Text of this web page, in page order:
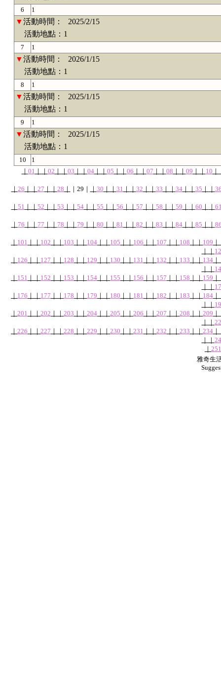
6 1
▼活動時間：
2025/2/15
活動地點：1
7 1
▼活動時間：
2026/1/15
活動地點：1
8 1
▼活動時間：
2025/1/15
活動地點：1
9 1
▼活動時間：
2025/1/15
活動地點：1
10
1
｜ 01 ｜ ｜ 02 ｜ ｜ 03 ｜ ｜ 04｜ ｜ 05 ｜ ｜ 06 ｜ ｜ 07 ｜ ｜ 08 ｜ ｜ 09 ｜ ｜ 10 ｜
｜ 26 ｜ ｜ 27 ｜ ｜ 28 ｜ ｜ 29 ｜ ｜ 30 ｜ ｜ 31 ｜ ｜ 32 ｜ ｜ 33 ｜ ｜ 34｜ ｜ 35 ｜ ｜
｜ 51 ｜ ｜ 52 ｜ ｜ 53 ｜ ｜ 54｜ ｜ 55 ｜ ｜ 56 ｜ ｜ 57 ｜ ｜ 58 ｜ ｜ 59 ｜ ｜ 60 ｜ ｜
｜ 76 ｜ ｜ 77 ｜ ｜ 78 ｜ ｜ 79 ｜ ｜ 80 ｜ ｜ 81 ｜ ｜ 82 ｜ ｜ 83 ｜ ｜ 84｜ ｜ 85 ｜ ｜
｜ 101 ｜ ｜ 102 ｜ ｜ 103 ｜ ｜ 104 ｜ ｜ 105 ｜ ｜ 106 ｜ ｜ 107 ｜ ｜ 108 ｜ ｜ 109 ｜
｜
｜
｜ 126 ｜ ｜ 127 ｜ ｜ 128 ｜ ｜ 129 ｜ ｜ 130 ｜ ｜ 131 ｜ ｜ 132 ｜ ｜ 133 ｜ ｜ 134 ｜
｜
｜
｜ 151 ｜ ｜ 152 ｜ ｜ 153 ｜ ｜ 154 ｜ ｜ 155 ｜ ｜ 156 ｜ ｜ 157 ｜ ｜ 158 ｜ ｜ 159 ｜
｜
｜
｜ 176 ｜ ｜ 177 ｜ ｜ 178 ｜ ｜ 179 ｜ ｜ 180 ｜ ｜ 181 ｜ ｜ 182 ｜ ｜ 183 ｜ ｜ 184 ｜
｜
｜
｜ 201 ｜ ｜ 202 ｜ ｜ 203 ｜ ｜ 204 ｜ ｜ 205 ｜ ｜ 206 ｜ ｜ 207 ｜ ｜ 208 ｜ ｜ 209 ｜
｜
｜
｜ 226 ｜ ｜ 227 ｜ ｜ 228 ｜ ｜ 229 ｜ ｜ 230 ｜ ｜ 231 ｜ ｜ 232 ｜ ｜ 233 ｜ ｜ 234 ｜
｜
｜
｜ 251
雅奇生